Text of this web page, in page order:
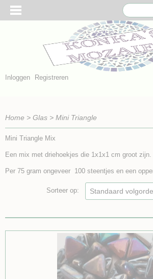
Inloggen Registreren
Home > Glas > Mini Triangle
Mini Triangle Mix
Een mix met driehoekjes die 1x1x1 cm groot zijn.
Per 75 gram ongeveer 100 steentjes en een
Sorteer op: